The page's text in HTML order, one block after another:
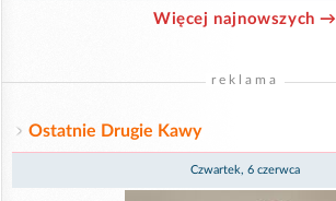
Więcej najnowszych →
reklama
Ostatnie Drugie Kawy
Czwartek, 6 czerwca